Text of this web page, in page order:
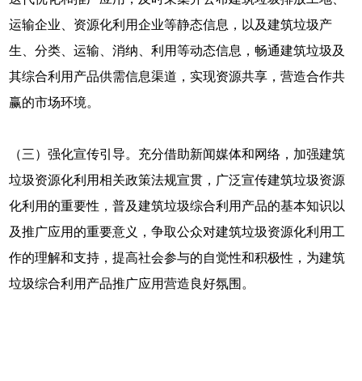
运输企业、资源化利用企业等静态信息，以及建筑垃圾产
生、分类、运输、消纳、利用等动态信息，畅通建筑垃圾及
其综合利用产品供需信息渠道，实现资源共享，营造合作共
赢的市场环境。
（三）强化宣传引导。充分借助新闻媒体和网络，加强建筑
垃圾资源化利用相关政策法规宣贯，广泛宣传建筑垃圾资源
化利用的重要性，普及建筑垃圾综合利用产品的基本知识以
及推广应用的重要意义，争取公众对建筑垃圾资源化利用工
作的理解和支持，提高社会参与的自觉性和积极性，为建筑
垃圾综合利用产品推广应用营造良好氛围。